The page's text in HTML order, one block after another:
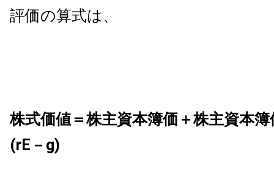
評価の算式は、
株式価値＝株主資本簿価＋株主資本簿
(rE－g)